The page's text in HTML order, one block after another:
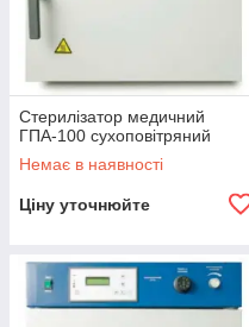
Стерилізатор медичний
ГПА-100 сухоповітряний
Немає в наявності
Ціну уточнюйте